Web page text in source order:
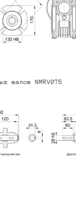
валов NMRV075